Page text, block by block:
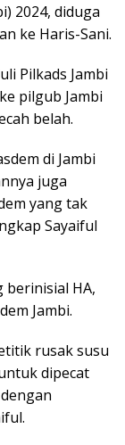
2024, diduga
ke Haris-Sani.
Pilkads Jambi
pilgub Jambi
belah.
di Jambi
juga
yang tak
Sayaiful
berinisial HA,
Jambi.
rusak susu
dipecat